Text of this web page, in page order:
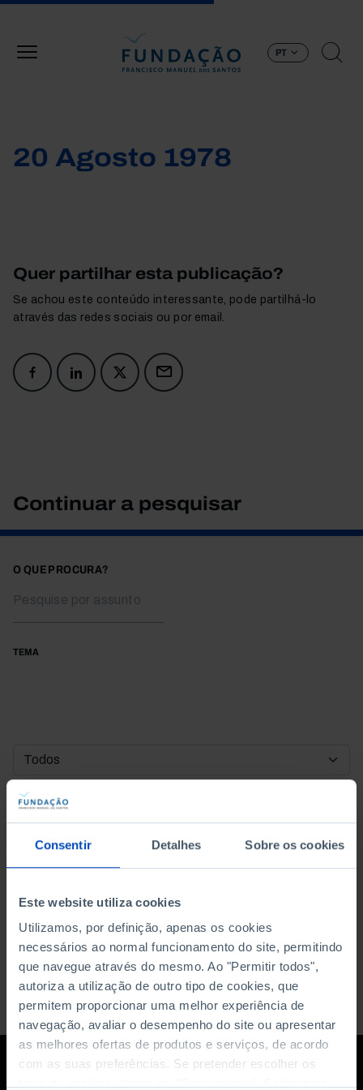
Consentir Detalhes Sobre os cookies
Este website utiliza cookies
Utilizamos, por definição, apenas os cookies
necessários ao normal funcionamento do site, permitindo
que navegue através do mesmo. Ao "Permitir todos",
autoriza a utilização de outro tipo de cookies, que
permitem proporcionar uma melhor experiência de
navegação, avaliar o desempenho do site ou apresentar
as melhores ofertas de produtos e serviços, de acordo
com as suas preferências. Se pretender escolher os
PT
20 Agosto 1978
Quer partilhar esta publicação?
Se achou este conteúdo interessante, pode partilhá-lo
através das redes sociais ou por email.
Continuar a pesquisar
O QUE PROCURA?
TEMA
DATA DE INÍCIO
DATA DE FIM